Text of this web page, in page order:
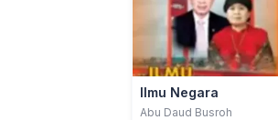
Ilmu Negara
Abu Daud Busroh